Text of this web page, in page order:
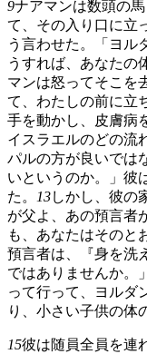
9ナアマンは数頭の
て、その入り口に立
う言わせた。「ヨル
うすれば、あなたの
マンは怒ってそこを
て、わたしの前に立
手を動かし、皮膚病
イスラエルのどの流
パルの方が良いでは
いというのか。」彼
た。
13しかし、彼の
が父よ、あの預言者
も、あなたはそのと
預言者は、『身を洗
ではありませんか。」
って行って、ヨルダ
り、小さい子供の体
15彼は随員全員を連